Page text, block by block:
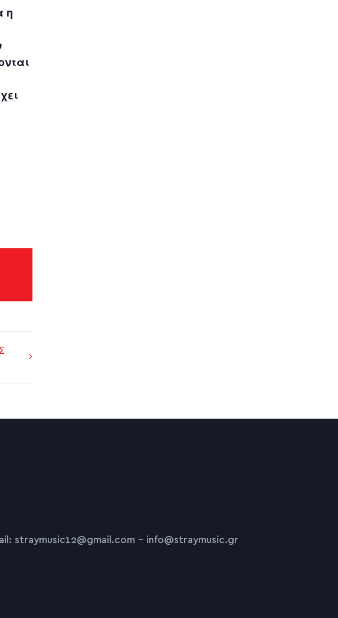
η
straymusic12@gmail.com – info@straymusic.gr